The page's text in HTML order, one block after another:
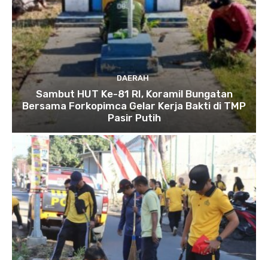
DAERAH
Sambut HUT Ke-81 RI, Koramil Bungatan
Bersama Forkopimca Gelar Kerja Bakti di TMP
Pasir Putih